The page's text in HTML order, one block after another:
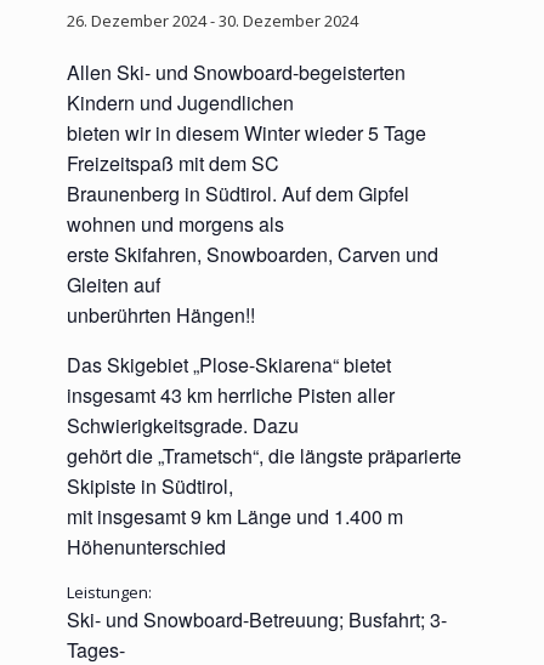
26. Dezember 2024-30. Dezember 2024
Allen Ski- und Snowboard-begeisterten
Kindern und Jugendlichen
bieten wir in diesem Winter wieder 5 Tage
Freizeitspaß mit dem SC
Braunenberg in Südtirol. Auf dem Gipfel
wohnen und morgens als
erste Skifahren, Snowboarden, Carven und
Gleiten auf
unberührten Hängen!!
Das Skigebiet „Plose-Skiarena“ bietet
insgesamt 43 km herrliche Pisten aller
Schwierigkeitsgrade. Dazu
gehört die „Trametsch“, die längste präparierte
Skipiste in Südtirol,
mit insgesamt 9 km Länge und 1.400 m
Höhenunterschied
Leistungen:
Ski- und Snowboard-Betreuung; Busfahrt; 3-
Tages-